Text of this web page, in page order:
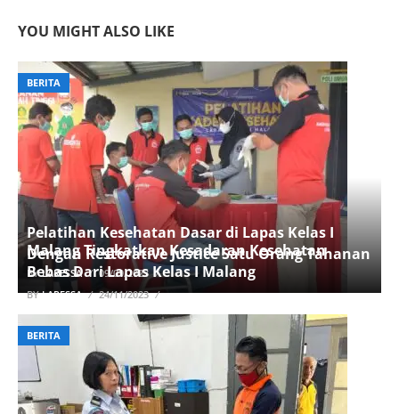
YOU MIGHT ALSO LIKE
BERITA
Pelatihan Kesehatan Dasar di Lapas Kelas I
Malang Tingkatkan Kesadaran Kesehatan
BYLARESSA 09/09/2023
BERITA
Dengan Restorative Justice Satu Orang Tahanan
Bebas Dari Lapas Kelas I Malang
BYLARESSA 24/11/2023
BERITA